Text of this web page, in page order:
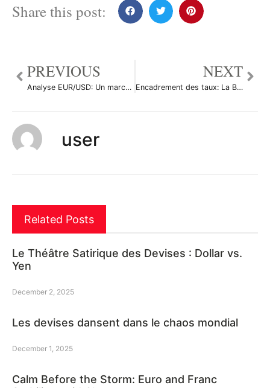
Share this post:
PREVIOUS
Analyse EUR/USD: Un marché à l’affût de la BCE
NEXT
Encadrement des taux: La BCE ne nie pas mais fustige
user
Related Posts
Le Théâtre Satirique des Devises : Dollar vs.
Yen
December 2, 2025
Les devises dansent dans le chaos mondial
December 1, 2025
Calm Before the Storm: Euro and Franc